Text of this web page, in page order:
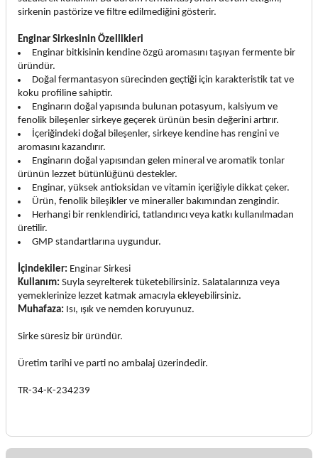
sirkenin pastörize ve filtre edilmediğini gösterir.
Enginar Sirkesinin Özellikleri
Enginar bitkisinin kendine özgü aromasını taşıyan fermente bir
üründür.
Doğal fermantasyon sürecinden geçtiği için karakteristik tat ve
koku profiline sahiptir.
Enginarın doğal yapısında bulunan potasyum, kalsiyum ve
fenolik bileşenler sirkeye geçerek ürünün besin değerini artırır.
İçeriğindeki doğal bileşenler, sirkeye kendine has rengini ve
aromasını kazandırır.
Enginarın doğal yapısından gelen mineral ve aromatik tonlar
ürünün lezzet bütünlüğünü destekler.
Enginar, yüksek antioksidan ve vitamin içeriğiyle dikkat çeker.
Ürün, fenolik bileşikler ve mineraller bakımından zengindir.
Herhangi bir renklendirici, tatlandırıcı veya katkı kullanılmadan
üretilir.
GMP standartlarına uygundur.
İçindekiler: Enginar Sirkesi
Kullanım: Suyla seyrelterek tüketebilirsiniz. Salatalarınıza veya
yemeklerinize lezzet katmak amacıyla ekleyebilirsiniz.
Muhafaza: Isı, ışık ve nemden koruyunuz.
Sirke süresiz bir üründür.
Üretim tarihi ve parti no ambalaj üzerindedir.
TR-34-K-234239